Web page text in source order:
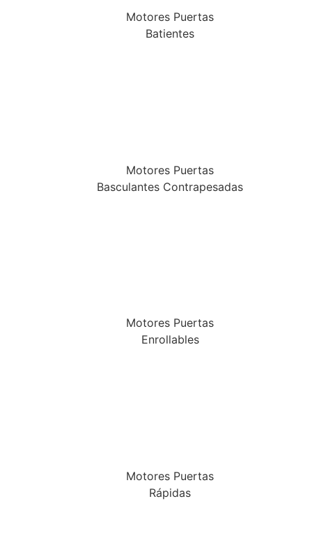
Motores Puertas
Batientes
Motores Puertas
Basculantes Contrapesadas
Motores Puertas
Enrollables
Motores Puertas
Rápidas